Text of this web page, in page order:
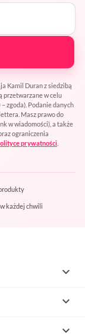
Kamil Duran z siedzibą
przetwarzane w celu
zgoda). Podanie danych
Masz prawo do
w wiadomości), a także
ograniczenia
prywatności
każdej chwili


